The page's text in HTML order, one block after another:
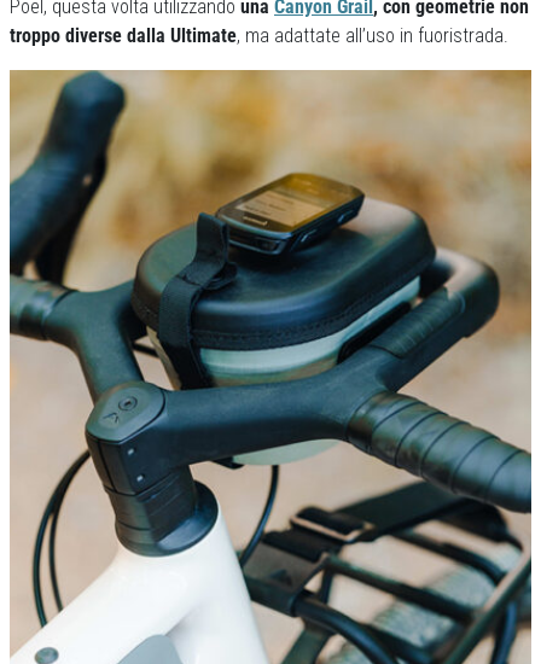
Poel, questa volta utilizzando una Canyon Grail , con geometrie non
troppo diverse dalla Ultimate, ma adattate all’uso in fuoristrada.